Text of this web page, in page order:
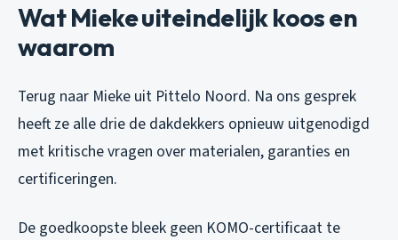
Wat Mieke uiteindelijk koos en
waarom
Terug naar Mieke uit Pittelo Noord. Na ons gesprek
heeft ze alle drie de dakdekkers opnieuw uitgenodigd
met kritische vragen over materialen, garanties en
certificeringen.
De goedkoopste bleek geen KOMO-certificaat te